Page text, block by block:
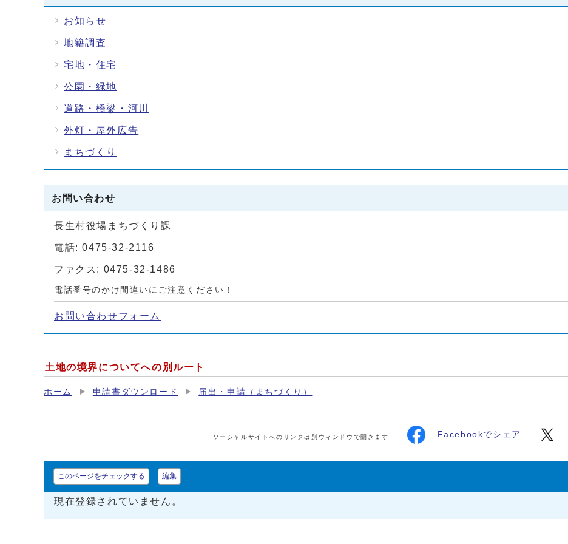
お知らせ
地籍調査
宅地・住宅
公園・緑地
道路・橋梁・河川
外灯・屋外広告
まちづくり
お問い合わせ
長生村役場まちづくり課
電話: 0475-32-2116
ファクス: 0475-32-1486
電話番号のかけ間違いにご注意ください！
お問い合わせフォーム
土地の境界についてへの別ルート
ホーム 申請書ダウンロード 届出・申請（まちづくり）
ソーシャルサイトへのリンクは別ウィンドウで開きます Facebookでシェア
このページをチェックする 編集
現在登録されていません。